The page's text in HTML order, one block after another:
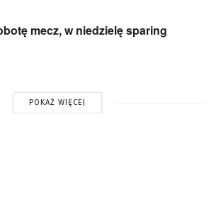
mecz, w niedzielę sparing
POKAŻ WIĘCEJ